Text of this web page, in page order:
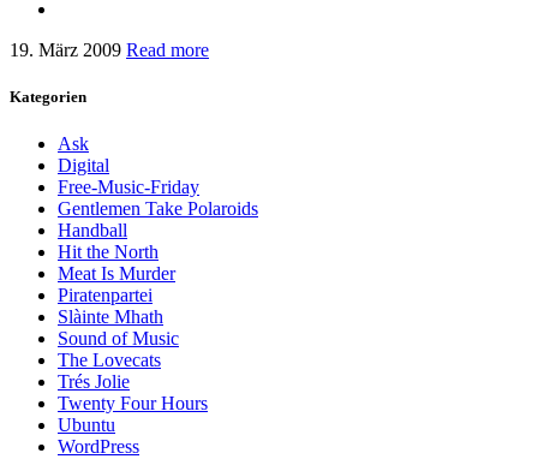
19. März 2009 Read more
Kategorien
Ask
Digital
Free-Music-Friday
Gentlemen Take Polaroids
Handball
Hit the North
Meat Is Murder
Piratenpartei
Slàinte Mhath
Sound of Music
The Lovecats
Trés Jolie
Twenty Four Hours
Ubuntu
WordPress